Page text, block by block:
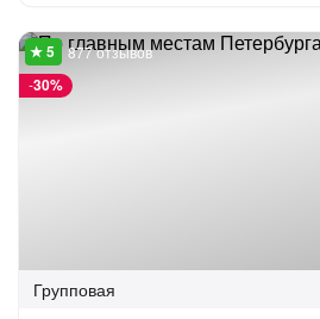
-30%
877 отзывов
Групповая